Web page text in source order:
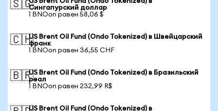
🇸🇬Сингапурский доллар
1 BNOon равен 58,06 $
🇨🇭US Brent Oil Fund (Ondo Tokenized) в Швейцарский
франк
1 BNOon равен 36,55 CHF
🇧🇷US Brent Oil Fund (Ondo Tokenized) в Бразильский
реал
1 BNOon равен 232,99 R$
US Brent Oil Fund (Ondo Tokenized) в